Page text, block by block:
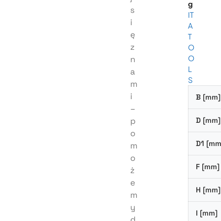
s
i
ę
z
n
a
m
i
–
p
o
m
o
ż
e
m
y
g
IT
A
T
O
O
L
S
B [mm]
D [mm]
D1
F [mm]
H [mm]
I [mm]